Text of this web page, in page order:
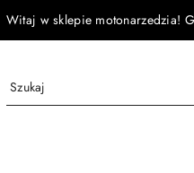
Witaj w sklepie motonarzedzia!